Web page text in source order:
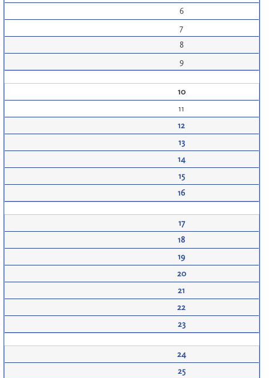
6
7
8
9
10
11
12
13
14
15
16
17
18
19
20
21
22
23
24
25